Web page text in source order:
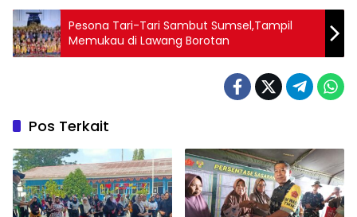
Pesona Tari-Tari Sambut Sumsel,Tampil
Memukau di Lawang Borotan
Pos Terkait